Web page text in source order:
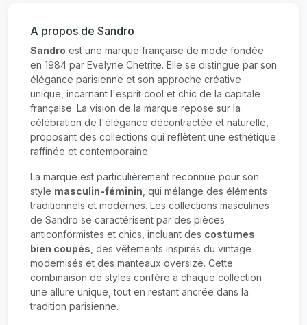
A propos de Sandro
Sandro est une marque française de mode fondée
en 1984 par Evelyne Chetrite. Elle se distingue par son
élégance parisienne et son approche créative
unique, incarnant l'esprit cool et chic de la capitale
française. La vision de la marque repose sur la
célébration de l'élégance décontractée et naturelle,
proposant des collections qui reflètent une esthétique
raffinée et contemporaine.
La marque est particulièrement reconnue pour son
style masculin-féminin, qui mélange des éléments
traditionnels et modernes. Les collections masculines
de Sandro se caractérisent par des pièces
anticonformistes et chics, incluant des costumes
bien coupés, des vêtements inspirés du vintage
modernisés et des manteaux oversize. Cette
combinaison de styles confère à chaque collection
une allure unique, tout en restant ancrée dans la
tradition parisienne.